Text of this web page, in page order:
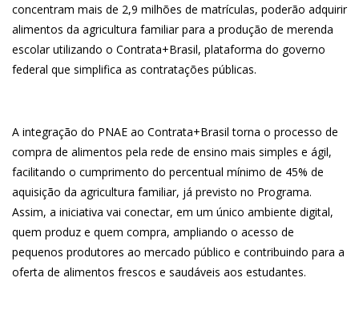
concentram mais de 2,9 milhões de matrículas, poderão adquirir
alimentos da agricultura familiar para a produção de merenda
escolar utilizando o Contrata+Brasil, plataforma do governo
federal que simplifica as contratações públicas.
A integração do PNAE ao Contrata+Brasil torna o processo de
compra de alimentos pela rede de ensino mais simples e ágil,
facilitando o cumprimento do percentual mínimo de 45% de
aquisição da agricultura familiar, já previsto no Programa.
Assim, a iniciativa vai conectar, em um único ambiente digital,
quem produz e quem compra, ampliando o acesso de
pequenos produtores ao mercado público e contribuindo para a
oferta de alimentos frescos e saudáveis aos estudantes.